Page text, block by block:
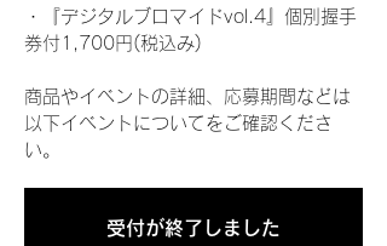
・『デジタルブロマイドvol.4』個別握手
券付1,700円(税込み)
商品やイベントの詳細、応募期間などは
以下イベントについてをご確認くださ
い。
受付が終了しました